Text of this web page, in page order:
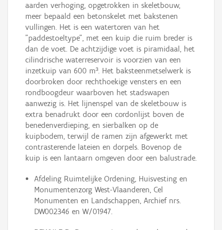
aarden verhoging, opgetrokken in skeletbouw,
meer bepaald een betonskelet met bakstenen
vullingen. Het is een watertoren van het
"paddestoeltype", met een kuip die ruim breder is
dan de voet. De achtzijdige voet is piramidaal, het
cilindrische waterreservoir is voorzien van een
inzetkuip van 600 m³. Het baksteenmetselwerk is
doorbroken door rechthoekige vensters en een
rondboogdeur waarboven het stadswapen
aanwezig is. Het lijnenspel van de skeletbouw is
extra benadrukt door een cordonlijst boven de
benedenverdieping, en sierbalken op de
kuipbodem, terwijl de ramen zijn afgewerkt met
contrasterende lateien en dorpels. Bovenop de
kuip is een lantaarn omgeven door een balustrade.
Afdeling Ruimtelijke Ordening, Huisvesting en
Monumentenzorg West-Vlaanderen, Cel
Monumenten en Landschappen, Archief nrs.
DW002346 en W/01947.